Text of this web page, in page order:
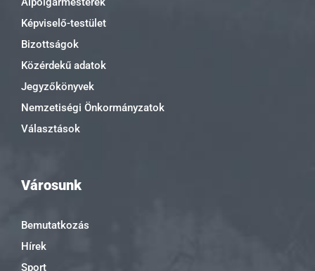
Képviselő-testület
Bizottságok
Közérdekű adatok
Jegyzőkönyvek
Nemzetiségi Önkormányzatok
Választások
Városunk
Bemutatkozás
Hírek
Sport